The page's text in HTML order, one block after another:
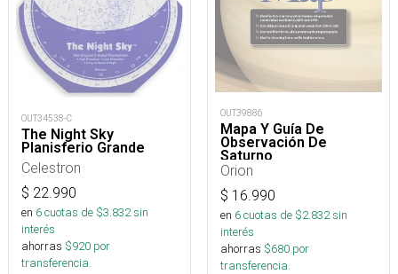
OUT34538-C
The Night Sky
Planisferio Grande
Celestron
$ 22.990
en 6cuotas de $3.832sin
interés
ahorras $920 por
transferencia.
OUT39886
Mapa Y Guía De
Observación De
Saturno
Orion
$ 16.990
en 6cuotas de $2.832sin
interés
ahorras $680 por
transferencia.